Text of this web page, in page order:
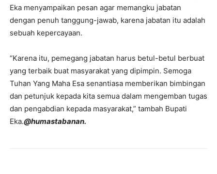
Eka menyampaikan pesan agar memangku jabatan
dengan penuh tanggung-jawab, karena jabatan itu adalah
sebuah kepercayaan.
“Karena itu, pemegang jabatan harus betul-betul berbuat
yang terbaik buat masyarakat yang dipimpin. Semoga
Tuhan Yang Maha Esa senantiasa memberikan bimbingan
dan petunjuk kepada kita semua dalam mengemban tugas
dan pengabdian kepada masyarakat,” tambah Bupati
Eka.@humastabanan.